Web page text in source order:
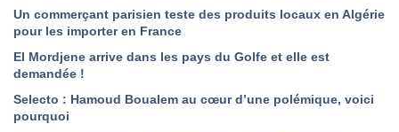
Un commerçant parisien teste des produits locaux en Algérie
pour les importer en France
El Mordjene arrive dans les pays du Golfe et elle est
demandée !
Selecto : Hamoud Boualem au cœur d’une polémique, voici
pourquoi